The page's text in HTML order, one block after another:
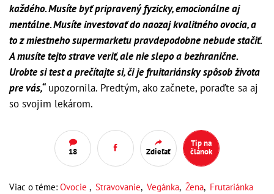
každého. Musíte byť pripravený fyzicky, emocionálne aj
mentálne. Musíte investovať do naozaj kvalitného ovocia, a
to z miestneho supermarketu pravdepodobne nebude stačiť.
A musíte tejto strave veriť, ale nie slepo a bezhranične.
Urobte si test a prečítajte si, či je fruitariánsky spôsob života
pre vás,“upozornila. Predtým, ako začnete, poraďte sa aj
so svojim lekárom.
18 Zdieľať
Tip na
článok
Viac o téme: Ovocie , Stravovanie, Vegánka, Žena, Frutariánka